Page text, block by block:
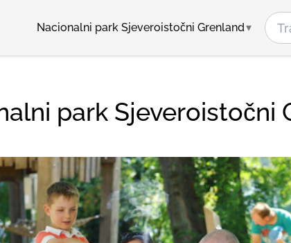
Nacionalni park Sjeveroistočni Grenland
park Sjeveroistočni